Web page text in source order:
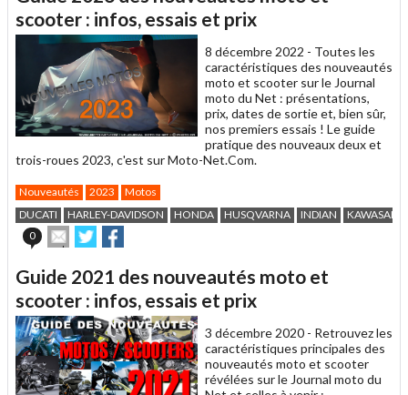
un
ami
scooter : infos, essais et prix
8 décembre 2022 - Toutes les
caractéristiques des nouveautés
moto et scooter sur le Journal
moto du Net : présentations,
prix, dates de sortie et, bien sûr,
nos premiers essais ! Le guide
pratique des nouveaux deux et
trois-roues 2023, c'est sur Moto-Net.Com.
Nouveautés 2023
Motos
DUCATI
HARLEY-DAVIDSON HONDA HUSQVARNA INDIAN
KAWASAKI
0
Envoyer
cet
à
un
ami
Partager
sur sur
Guide 2021 des nouveautés moto et
scooter : infos, essais et prix
3 décembre 2020 - Retrouvez les
caractéristiques principales des
nouveautés moto et scooter
révélées sur le Journal moto du